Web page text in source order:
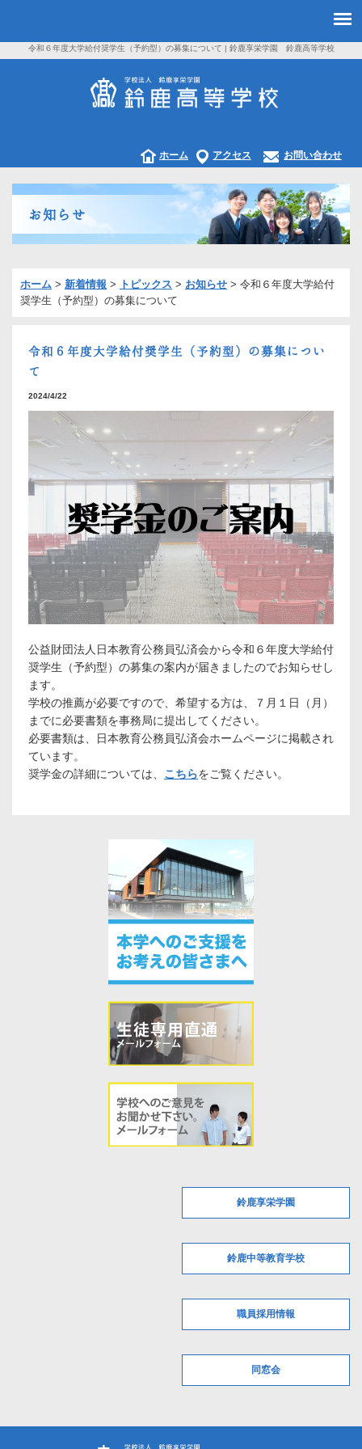
令和６年度大学給付奨学生（予約型）の募集について | 鈴鹿享栄学園 鈴鹿高等学校
お問い合わせ
アクセス
ホーム
お知らせ
ホーム > 新着情報 > トピックス > お知らせ > 令和６年度大学給付
奨学生（予約型）の募集について
令和６年度大学給付奨学生（予約型）の募集につい
て
2024/4/22
公益財団法人日本教育公務員弘済会から令和６年度大学給付
奨学生（予約型）の募集の案内が届きましたのでお知らせし
ます。
学校の推薦が必要ですので、希望する方は、７月１日（月）
までに必要書類を事務局に提出してください。
必要書類は、日本教育公務員弘済会ホームページに掲載され
ています。
奨学金の詳細については、 こちらをご覧ください。
鈴鹿享栄学園
鈴鹿中等教育学校
職員採用情報
同窓会